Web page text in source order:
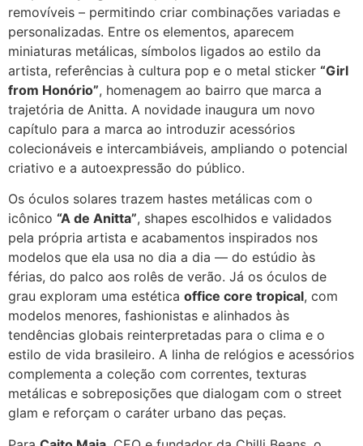
removíveis – permitindo criar combinações variadas e
personalizadas. Entre os elementos, aparecem
miniaturas metálicas, símbolos ligados ao estilo da
artista, referências à cultura pop e o metal sticker “Girl
from Honório”, homenagem ao bairro que marca a
trajetória de Anitta. A novidade inaugura um novo
capítulo para a marca ao introduzir acessórios
colecionáveis e intercambiáveis, ampliando o potencial
criativo e a autoexpressão do público.
Os óculos solares trazem hastes metálicas com o
icônico “A de Anitta”, shapes escolhidos e validados
pela própria artista e acabamentos inspirados nos
modelos que ela usa no dia a dia — do estúdio às
férias, do palco aos rolês de verão. Já os óculos de
grau exploram uma estética office core tropical, com
modelos menores, fashionistas e alinhados às
tendências globais reinterpretadas para o clima e o
estilo de vida brasileiro. A linha de relógios e acessórios
complementa a coleção com correntes, texturas
metálicas e sobreposições que dialogam com o street
glam e reforçam o caráter urbano das peças.